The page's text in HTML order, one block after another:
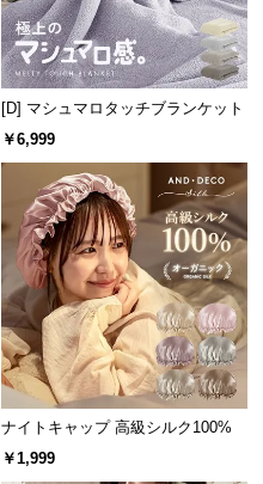
[D] マシュマロタッチブランケット
￥6,999
ナイトキャップ 高級シルク100%
￥1,999